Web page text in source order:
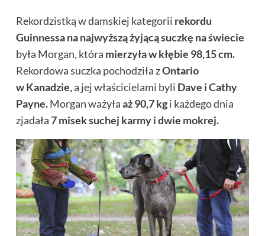
Rekordzistką w damskiej kategorii rekordu
Guinnessa na najwyższą żyjącą suczkę na świecie
była Morgan, która mierzyła w kłębie 98,15 cm.
Rekordowa suczka pochodziła zOntario
w Kanadzie,a jej właścicielami byli Dave i Cathy
Payne.Morgan ważyłaaż 90,7 kgi każdego dnia
zjadała7 misek suchej karmy i dwie mokrej.